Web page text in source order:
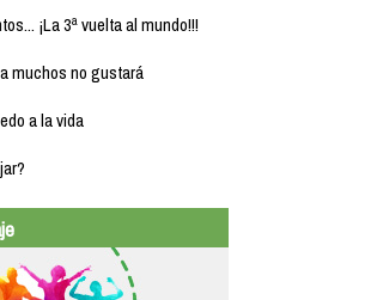
¡La 3ª vuelta al mundo!!!
muchos no gustará
a la vida